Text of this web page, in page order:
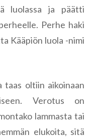
luolassa ja päätti
Perhe haki
Kääpiön luola -nimi
taas oltiin aikoinaan
Verotus on
lammasta tai
elukoita, sitä